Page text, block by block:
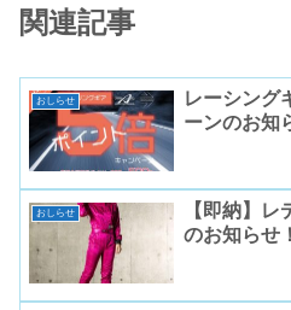
関連記事
おしらせ
レーシング
ーンのお知
おしらせ
【即納】
のお知らせ！